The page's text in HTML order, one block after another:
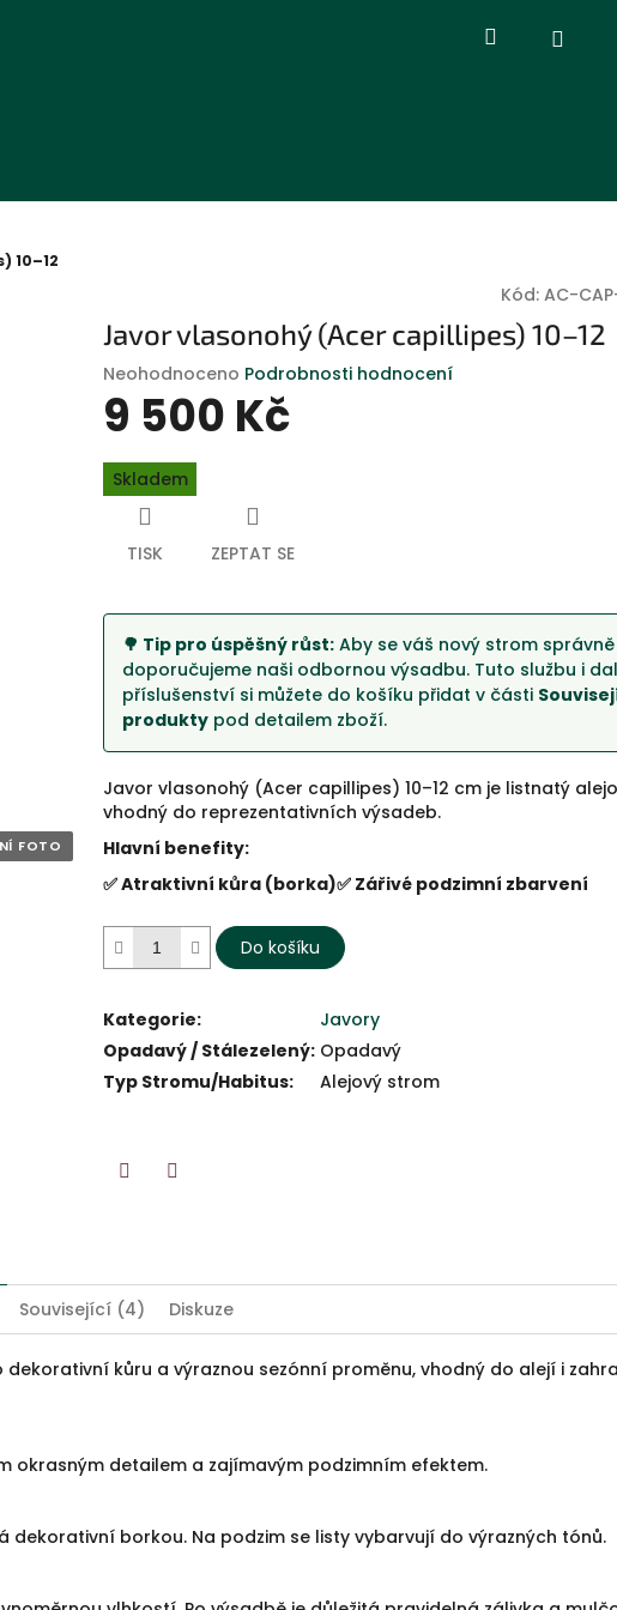
Hledat
10–12
Kód: AC-
Javor vlasonohý (Acer capillipes) 10–12
Průměrné
hodnocení
produktu
0,0
z
Neohodnoceno Podrobnosti hodnocení
9 500 Kč
Měrná
cena:
Skladem
🌳 Tip pro úspěšný růst: Aby se váš nový strom
doporučujeme naši odbornou výsadbu. Tuto službu i
příslušenství si můžete do košíku přidat v části
produkty pod detailem zboží.
Javor vlasonohý (Acer capillipes) 10–12 cm je listnatý
vhodný do reprezentativních výsadeb.
Hlavní benefity:
✅ Atraktivní kůra (borka)✅ Zářivé podzimní zbarvení
Do košíku
Kategorie:
Javory
Opadavý / Stálezelený: Opadavý
Typ Stromu/Habitus: Alejový strom
TISK ZEPTAT SE
Související (4) Diskuze
kůru a výraznou sezónní proměnu, vhodný do alejí i
okrasným detailem a zajímavým podzimním efektem.
borkou. Na podzim se listy vybarvují do výrazných tónů.